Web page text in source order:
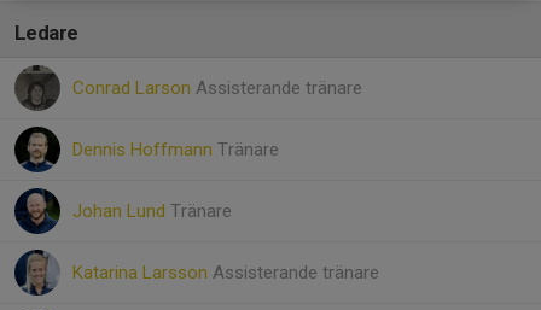
Ledare
Conrad Larson Assisterande tränare
Dennis Hoffmann Tränare
Johan Lund Tränare
Katarina Larsson Assisterande tränare